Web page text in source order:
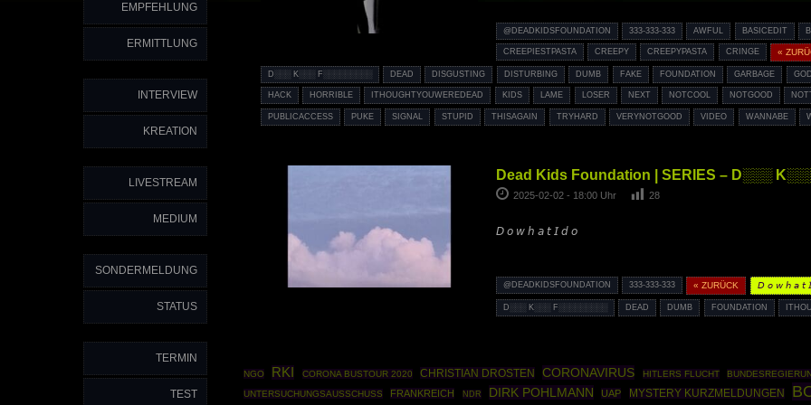
EMPFEHLUNG
ERMITTLUNG
INTERVIEW
KREATION
LIVESTREAM
MEDIUM
SONDERMELDUNG
STATUS
TERMIN
TEST
@DEADKIDSFOUNDATION 333-333-333 AWFUL BASICEDIT
CREEPIESTPASTA CREEPY CREEPYPASTA CRINGE «
D░░░ K░░░ F░░░░░░░░░ DEAD DISGUSTING DISTURBING DUMB FAKE FOUNDATION GARBAGE
HACK HORRIBLE ITHOUGHTYOUWEREDEAD KIDS LAME LOSER NEXT NOTCOOL NOTGOOD
PUBLICACCESS PUKE SIGNAL STUPID THISAGAIN TRYHARD VERYNOTGOOD VIDEO WANNABE
Dead Kids Foundation | SERIES – D░░░
2025-02-02 - 18:00 Uhr 28
𝘋 𝘰 𝘸 𝘩 𝘢 𝘵 𝘐 𝘥 𝘰
@DEADKIDSFOUNDATION 333-333-333 « ZURÜCK 𝘋 𝘰 𝘸 𝘩 𝘢 𝘵
D░░░ K░░░ F░░░░░░░░░ DEAD DUMB FOUNDATION
NGO RKI CORONA BUSTOUR 2020 CHRISTIAN DROSTEN CORONAVIRUS HITLERS FLUCHT
UNTERSUCHUNGSAUSSCHUSS
FRANKREICH NDR DIRK POHLMANN UAP MYSTERY KURZMELDUNGEN